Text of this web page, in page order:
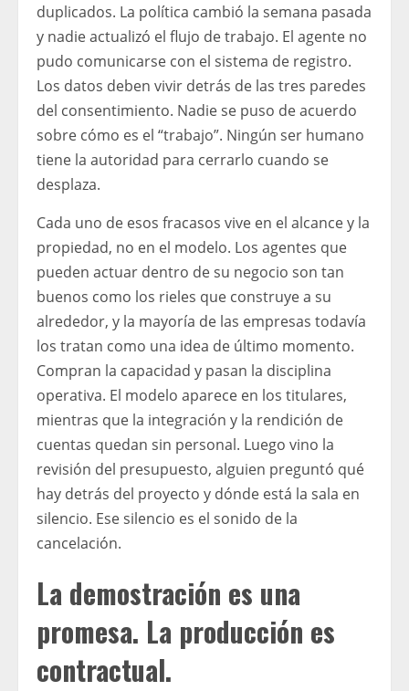
duplicados. La política cambió la semana pasada
y nadie actualizó el flujo de trabajo. El agente no
pudo comunicarse con el sistema de registro.
Los datos deben vivir detrás de las tres paredes
del consentimiento. Nadie se puso de acuerdo
sobre cómo es el “trabajo”. Ningún ser humano
tiene la autoridad para cerrarlo cuando se
desplaza.
Cada uno de esos fracasos vive en el alcance y la
propiedad, no en el modelo. Los agentes que
pueden actuar dentro de su negocio son tan
buenos como los rieles que construye a su
alrededor, y la mayoría de las empresas todavía
los tratan como una idea de último momento.
Compran la capacidad y pasan la disciplina
operativa. El modelo aparece en los titulares,
mientras que la integración y la rendición de
cuentas quedan sin personal. Luego vino la
revisión del presupuesto, alguien preguntó qué
hay detrás del proyecto y dónde está la sala en
silencio. Ese silencio es el sonido de la
cancelación.
La demostración es una
promesa. La producción es
contractual.